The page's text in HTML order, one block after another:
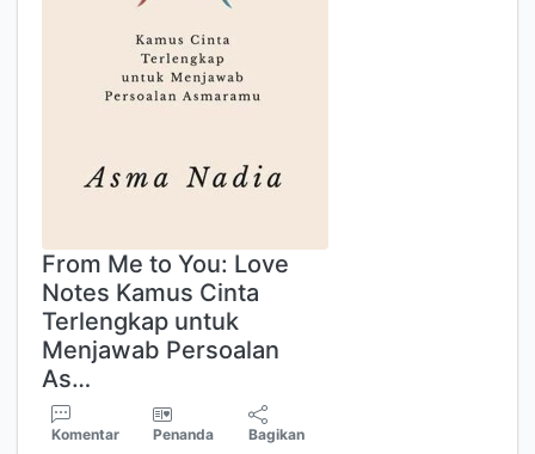
From Me to You: Love
Notes Kamus Cinta
Terlengkap untuk
Menjawab Persoalan
As…
Komentar Penanda Bagikan